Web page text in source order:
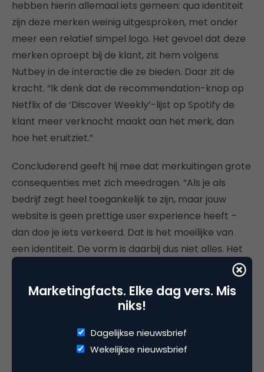
hebben hierin allemaal iets gemeen: qua identiteit
zijn deze merken weinig uitgesproken, met onder
meer een relatief simpel logo. Het gevoel dat deze
merken oproept bij de klant, zit hem volgens
Nutbey in de interactie die ze bieden. Daar zit de
kracht. “Ik denk dat de recommendation-knop op
Netflix of de ‘Discover Weekly’-lijst op Spotify de
klant meer verknocht maakt aan het merk, dan
hoe het eruitziet.”
Concluderend geeft hij mee dat merkuitingen grote
consequenties met zich meedragen. “Als je als
bedrijf zegt heel toegankelijk te zijn, maar jouw
website is geen prettige user experience heeft –
dan doe je iets verkeerd. Dat is het moeilijke van
een identiteit. De vorm is daarbij dus niet alles. Het
gedraagt en steeds minder om de vorm. Denk dus
goed na over de experience die je wilt bieden, maak
Marketingfacts. Elke dag vers. Mis
niks!
Dagelijkse nieuwsbrief
Wekelijkse nieuwsbrief